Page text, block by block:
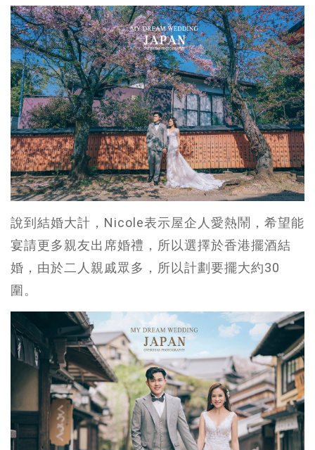
說到結婚大計，Nicole表示屋企人愛熱鬧，希望能
宴請更多親友出席婚禮，所以選擇於香港擺酒結
婚，由於二人親戚眾多，所以計劃要擺大約30
圍。